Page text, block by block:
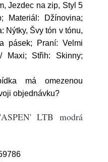
Jezdec na zip, Styl 5
Materiál: Džínovina;
Nýtky, Švy tón v tónu,
pásek; Praní: Velmi
Maxi; Střih: Skinny;
má omezenou
objednávku?
LTB modrá